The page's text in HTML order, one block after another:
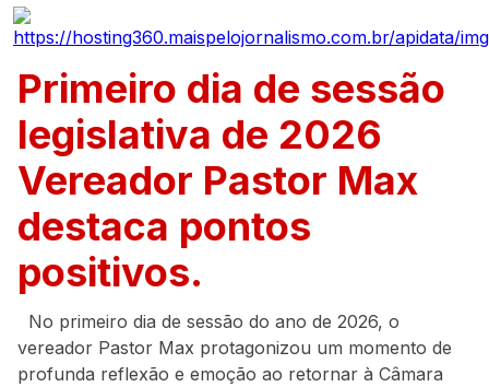
Primeiro dia de sessão
legislativa de 2026
Vereador Pastor Max
destaca pontos
positivos.
No primeiro dia de sessão do ano de 2026, o
vereador Pastor Max protagonizou um momento de
profunda reflexão e emoção ao retornar à Câmara